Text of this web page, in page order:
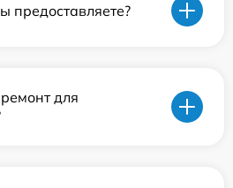
предоставляете?
для